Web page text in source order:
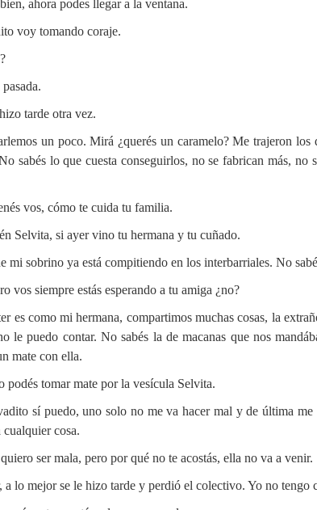
ahora podes llegar a la ventana.
voy tomando coraje.
tarde otra vez.
un poco. Mirá ¿querés un caramelo? Me trajeron los
sabés lo que cuesta conseguirlos, no se fabrican más,
vos, cómo te cuida tu familia.
Selvita, si ayer vino tu hermana y tu cuñado.
mi sobrino ya está compitiendo en los interbarriales. No
vos siempre estás esperando a tu amiga ¿no?
es como mi hermana, compartimos muchas cosas, la
le puedo contar. No sabés la de macanas que nos
mate con ella.
tomar mate por la vesícula Selvita.
sí puedo, uno solo no me va hacer mal y de última
cualquier cosa.
ser mala, pero por qué no te acostás, ella no va a venir.
lo mejor se le hizo tarde y perdió el colectivo. Yo no tengo